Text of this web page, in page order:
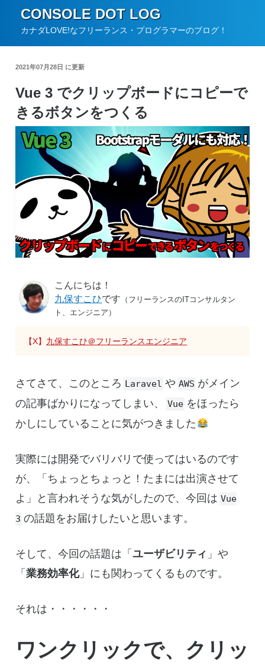
CONSOLE DOT LOG
カナダLOVE!なフリーランス・プログラマーのブログ！
2021年07月28日 に更新
Vue 3 でクリップボードにコピーで
きるボタンをつくる
こんにちは！
九保すこひです （フリーランスのITコンサルタン
ト、エンジニア）
【X】 九保すこひ＠フリーランスエンジニア
さてさて、このところ Laravel や AWS がメイン
の記事ばかりになってしまい、
Vue をほったら
かしにしていることに気がつきました
実際には開発でバリバリで使ってはいるのです
が、「ちょっとちょっと！たまには出演させて
よ」と言われそうな気がしたので、今回は Vue
3 の話題をお届けしたいと思います。
そして、今回の話題は「ユーザビリティ 」や
「業務効率化」にも関わってくるものです。
それは・・・・・・
ワンクリックで、クリッ